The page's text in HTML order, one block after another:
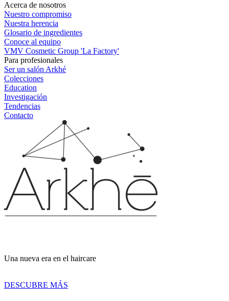
Acerca de nosotros
Nuestro compromiso
Nuestra herencia
Glosario de ingredientes
Conoce al equipo
VMV Cosmetic Group 'La Factory'
Para profesionales
Ser un salón Arkhé
Colecciones
Education
Investigación
Tendencias
Contacto
Una nueva era en el haircare
DESCUBRE MÁS